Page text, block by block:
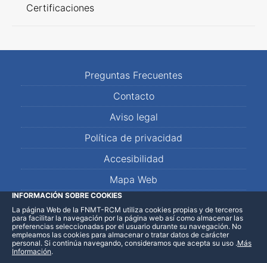
Certificaciones
Preguntas Frecuentes
Contacto
Aviso legal
Política de privacidad
Accesibilidad
Mapa Web
LinkedInFacebookWhatsApp
INFORMACIÓN SOBRE COOKIES
La página Web de la FNMT-RCM utiliza cookies propias y de terceros
para facilitar la navegación por la página web así como almacenar las
preferencias seleccionadas por el usuario durante su navegación. No
empleamos las cookies para almacenar o tratar datos de carácter
personal. Si continúa navegando, consideramos que acepta su uso .Más
Información.